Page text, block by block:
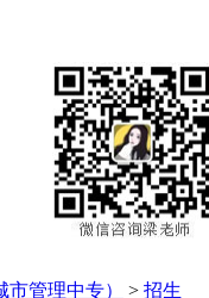
管理中专） > 招生